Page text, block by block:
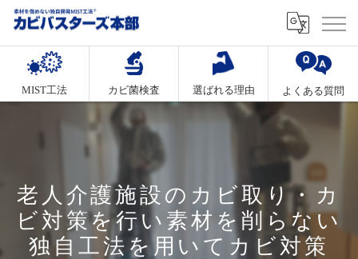
MIST工法 カビ菌検査 選ばれる理由 よくある質問
老人介護施設のカビ取り・カ
ビ対策を行い素材を削らない
独自工法を用いてカビ対策